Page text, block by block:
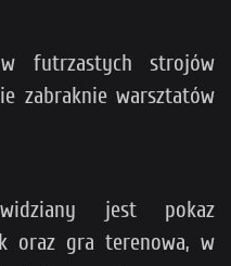
futrzastych strojów
zabraknie warsztatów
jest pokaz
oraz gra terenowa, w